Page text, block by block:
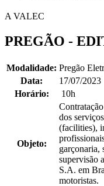
A VALEC
PREGÃO -
Modalidade: Pregão
Data:
17/07/2023
Horário:
10h
Objeto:
dos
(facilities),
garçonaria,
supervisão
S.A. em
motoristas.